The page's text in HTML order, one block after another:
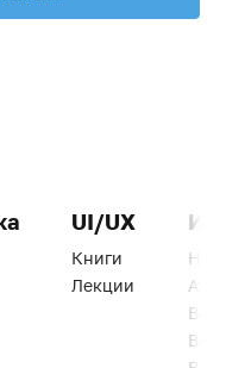
UI/UX
Книги
Лекции
Веб